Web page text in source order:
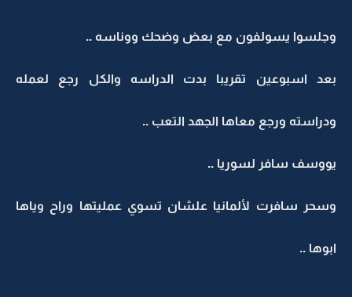
وجلسوا يسولفون مع بعض وضحك ووناسه ..
بعد اسبوعين تقريبا بدت الدراسه والكل رجع لعمله
ودراسته ورجع معاها الجهد التعب ..
يووسف سافر لسوريا ..
وسحر سافرت لألمانيا علشان تسوي عمليتها وراح وياها
ابوها ..